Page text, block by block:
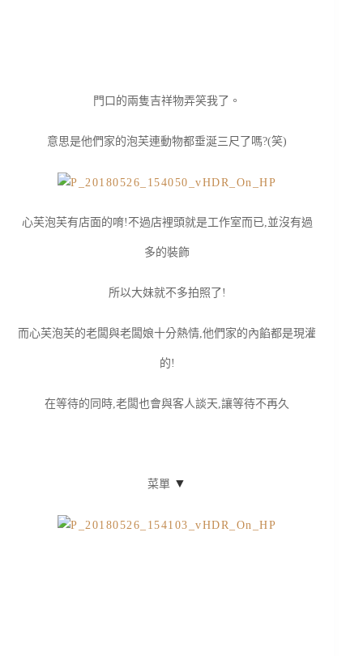
門口的兩隻吉祥物弄笑我了。
意思是他們家的泡芙連動物都垂涎三尺了嗎?(笑)
心芙泡芙有店面的唷!不過店裡頭就是工作室而已,並沒有過
多的裝飾
所以大妹就不多拍照了!
而心芙泡芙的老闆與老闆娘十分熱情,他們家的內餡都是現灌
的!
在等待的同時,老闆也會與客人談天,讓等待不再久
菜單 ▼